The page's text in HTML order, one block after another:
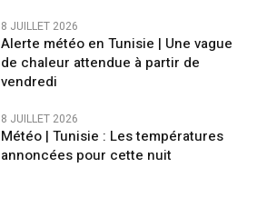
8 JUILLET 2026
Alerte météo en Tunisie | Une vague
de chaleur attendue à partir de
vendredi
8 JUILLET 2026
Météo | Tunisie : Les températures
annoncées pour cette nuit